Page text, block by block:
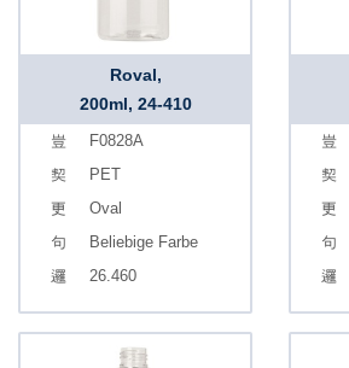
Roval,
200ml, 24-410
F0828A
PET
Oval
Beliebige Farbe
26.460